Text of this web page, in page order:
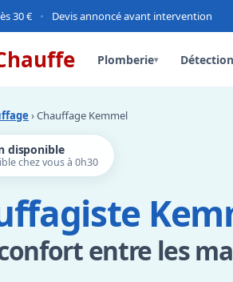
30 € • Devis annoncé avant intervention
Plomberie▾
› Chauffage Kemmel
disponible
chez vous à 0h30
entre les